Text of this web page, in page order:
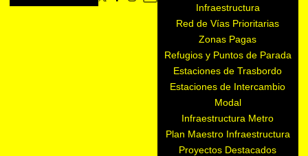
Infraestructura
Red de Vías Prioritarias
Zonas Pagas
Refugios y Puntos de Parada
Estaciones de Trasbordo
Estaciones de Intercambio
Modal
Infraestructura Metro
Plan Maestro Infraestructura
Proyectos Destacados